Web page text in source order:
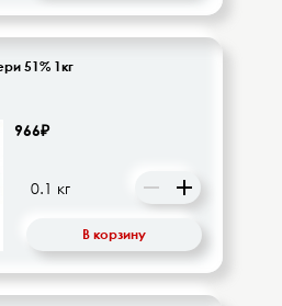
51% 1кг
966₽
В корзину